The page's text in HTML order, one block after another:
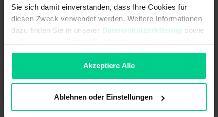
Sie sich damit einverstanden, dass Ihre Cookies für
diesen Zweck verwendet werden. Weitere Informationen
dazu finden Sie in unserer Datenschutzerklärung sowie
sein, können Sie die Verwendung von Cookies hier
Akzeptiere Alle
Ablehnen oder Einstellungen
Artikelgewicht 0.0676 kg
Zolltarifnummer 90318020